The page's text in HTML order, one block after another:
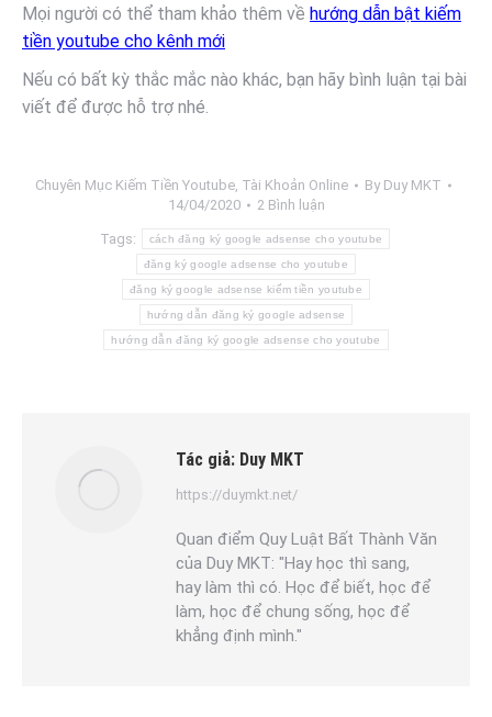
Mọi người có thể tham khảo thêm về hướng dẫn bật kiếm
tiền youtube cho kênh mới
Nếu có bất kỳ thắc mắc nào khác, bạn hãy bình luận tại bài
viết để được hỗ trợ nhé.
Chuyên Mục Kiếm Tiền Youtube, Tài Khoản Online By Duy MKT
14/04/2020
2 Bình luận
Tags: cách đăng ký google adsense cho youtube
đăng ký google adsense cho youtube
đăng ký google adsense kiếm tiền youtube
hướng dẫn đăng ký google adsense
hướng dẫn đăng ký google adsense cho youtube
Tác giả: Duy MKT
https://duymkt.net/
Quan điểm Quy Luật Bất Thành Văn
của Duy MKT: "Hay học thì sang,
hay làm thì có. Học để biết, học để
làm, học để chung sống, học để
khẳng định mình."